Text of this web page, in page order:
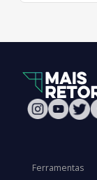
Ferramentas